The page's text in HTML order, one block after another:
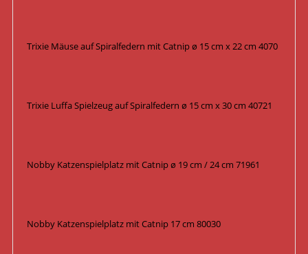
Trixie Mäuse auf Spiralfedern mit Catnip ø 15 cm x 22 cm 4070
Trixie Luffa Spielzeug auf Spiralfedern ø 15 cm x 30 cm 40721
Nobby Katzenspielplatz mit Catnip ø 19 cm / 24 cm 71961
Nobby Katzenspielplatz mit Catnip 17 cm 80030